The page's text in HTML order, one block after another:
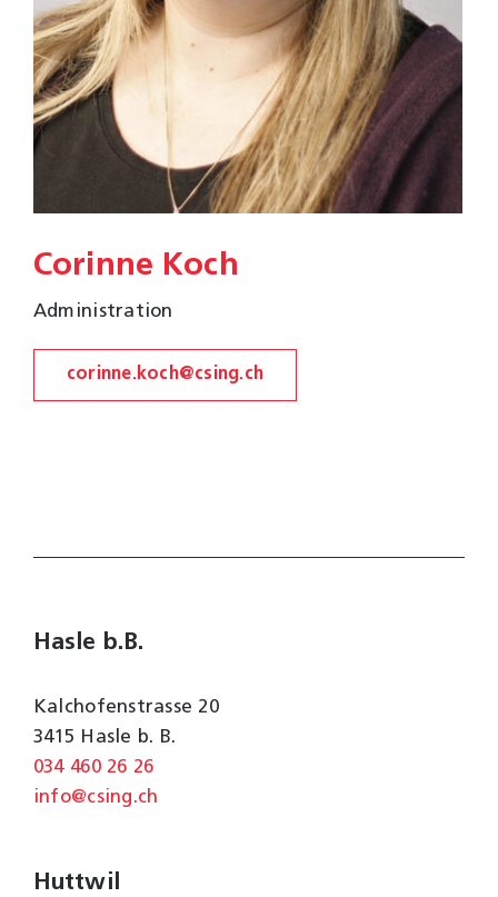
Corinne Koch
Administration
corinne.koch@csing.ch
Hasle b.B.
Kalchofenstrasse 20
3415 Hasle b. B.
034 460 26 26
info@csing.ch
Huttwil